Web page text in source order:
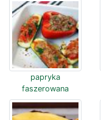
papryka
faszerowana